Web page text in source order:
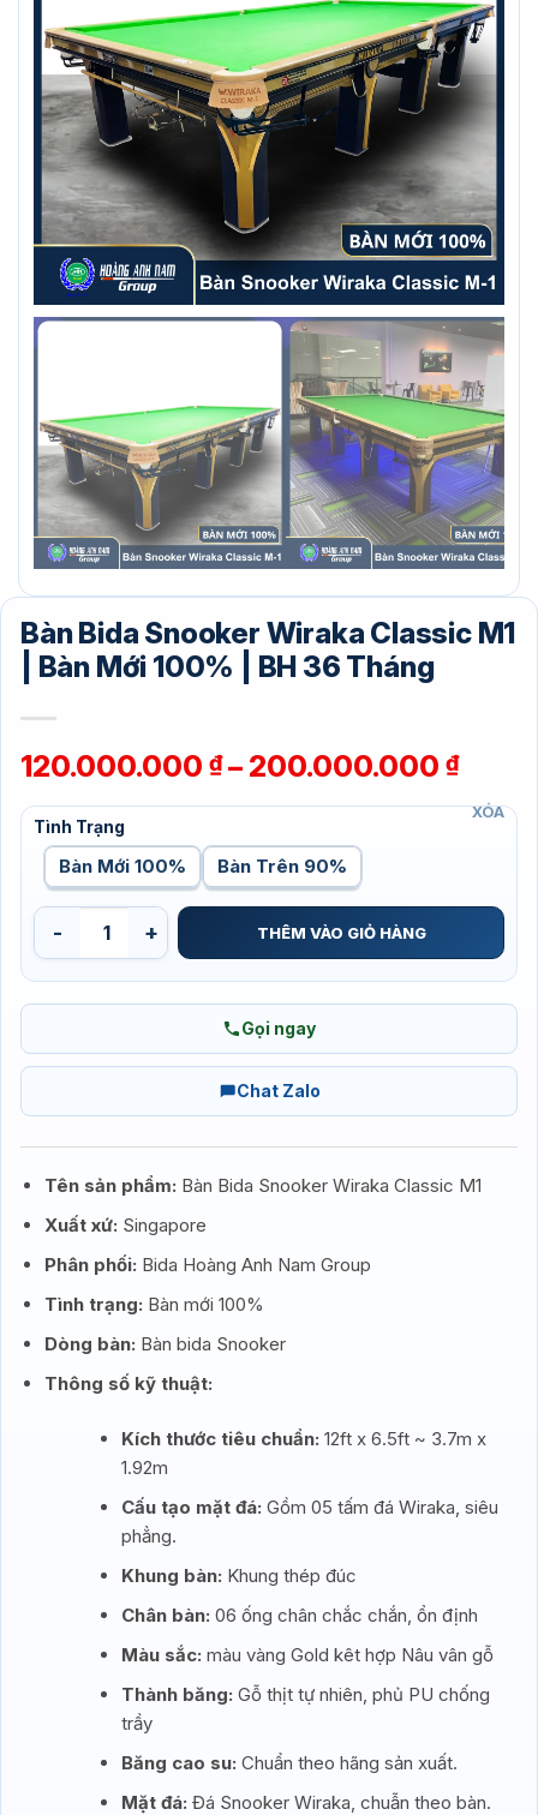
Bàn Bida Snooker Wiraka Classic M1
| Bàn Mới 100% | BH 36 Tháng
120.000.000 ₫ – 200.000.000 ₫
từ
Tình Trạng
Bàn Mới 100% Bàn Trên 90%
XÓA
Bàn Bida Snooker Wiraka Classic M1 | Bàn Mới 100% | BH 36
THÊM VÀO GIỎ HÀNG
Gọi ngay
Chat Zalo
Tên sản phẩm: Bàn Bida Snooker Wiraka Classic M1
Xuất xứ: Singapore
Phân phối: Bida Hoàng Anh Nam Group
Tình trạng: Bàn mới 100%
Dòng bàn: Bàn bida Snooker
Thông số kỹ thuật:
Kích thước tiêu chuẩn: 12ft x 6.5ft ~ 3.7m x
1.92m
Cấu tạo mặt đá: Gồm 05 tấm đá Wiraka, siêu
phẳng.
Khung bàn: Khung thép đúc
Chân bàn: 06 ống chân chắc chắn, ổn định
Màu sắc: màu vàng Gold kêt hợp Nâu vân gỗ
Thành băng: Gỗ thịt tự nhiên, phủ PU chống
trầy
Băng cao su: Chuẩn theo hãng sản xuất.
Mặt đá: Đá Snooker Wiraka, chuẫn theo bàn.